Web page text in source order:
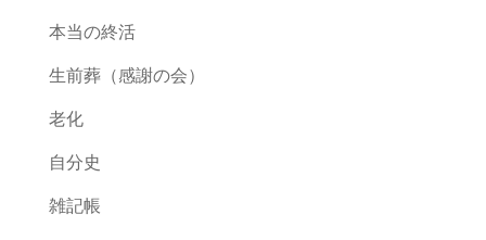
本当の終活
生前葬（感謝の会）
老化
自分史
雑記帳